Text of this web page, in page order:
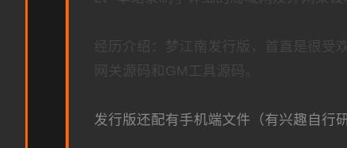
经历介绍：梦江南发行版，首直是很受
网关源码和GM工具源码。
发行版还配有手机端文件（有兴趣自行